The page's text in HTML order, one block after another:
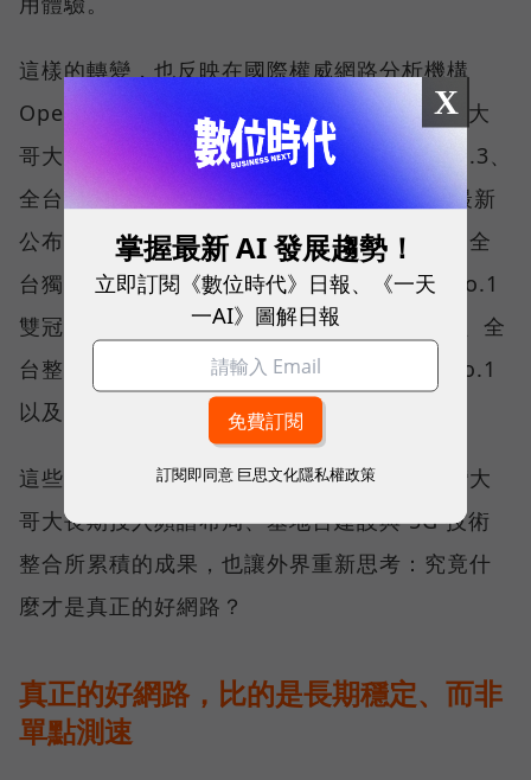
這樣的轉變，也反映在國際權威網路分析機構
Opensignal 公布的評比結果。今年初，台灣大
哥大不僅率先奪下「 4G／5G 在線率全球 No.3、
全台 No.1 」國際級榮譽，在 Opensignal 最新
公布的台灣行動網路體驗報告中，更一舉斬獲全
台獨有的「可靠性體驗」與「品質一致性」No.1
雙冠王，同時，包辦全台整體影音體驗 No.1、全
台整體語音體驗 No.1、全台 5G 語音體驗 No.1
以及全台網路在線率 No.1 多項榮譽。
這些獎項反映的不只是網路順暢，更代表台灣大
哥大長期投入頻譜布局、基地台建設與 5G 技術
整合所累積的成果，也讓外界重新思考：究竟什
麼才是真正的好網路？
真正的好網路，比的是長期穩定、而非
單點測速
X
掌握最新 AI 發展趨勢！
立即訂閱《數位時代》日報、《一天
一AI》圖解日報
訂閱即同意 巨思文化隱私權政策